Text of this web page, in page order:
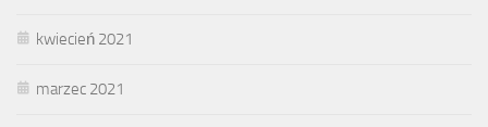
kwiecień 2021
marzec 2021